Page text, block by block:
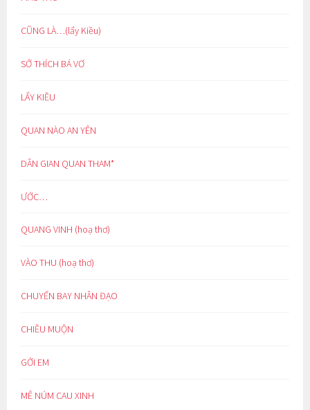
CŨNG LÀ…(lẩy Kiều)
SỞ THÍCH BÁ VƠ
LẨY KIỀU
QUAN NÀO AN YÊN
DÂN GIAN QUAN THAM*
ƯỚC…
QUANG VINH (hoạ thơ)
VÀO THU (hoạ thơ)
CHUYẾN BAY NHÂN ĐẠO
CHIỀU MUỘN
GỞI EM
MÊ NÚM CAU XINH